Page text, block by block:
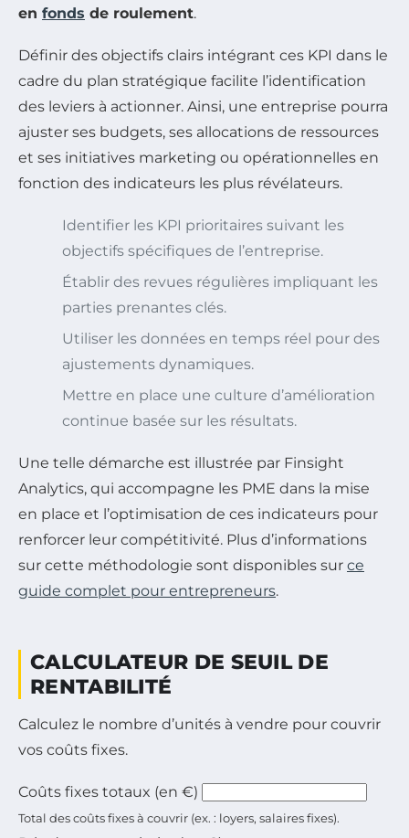
en fonds de roulement.
Définir des objectifs clairs intégrant ces KPI dans le
cadre du plan stratégique facilite l’identification
des leviers à actionner. Ainsi, une entreprise pourra
ajuster ses budgets, ses allocations de ressources
et ses initiatives marketing ou opérationnelles en
fonction des indicateurs les plus révélateurs.
Identifier les KPI prioritaires suivant les
objectifs spécifiques de l’entreprise.
Établir des revues régulières impliquant les
parties prenantes clés.
Utiliser les données en temps réel pour des
ajustements dynamiques.
Mettre en place une culture d’amélioration
continue basée sur les résultats.
Une telle démarche est illustrée par Finsight
Analytics, qui accompagne les PME dans la mise
en place et l’optimisation de ces indicateurs pour
renforcer leur compétitivité. Plus d’informations
sur cette méthodologie sont disponibles sur ce
guide complet pour entrepreneurs.
CALCULATEUR DE SEUIL DE
RENTABILITÉ
Calculez le nombre d’unités à vendre pour couvrir
vos coûts fixes.
Coûts fixes totaux (en €)
Total des coûts fixes à couvrir (ex. : loyers, salaires fixes).